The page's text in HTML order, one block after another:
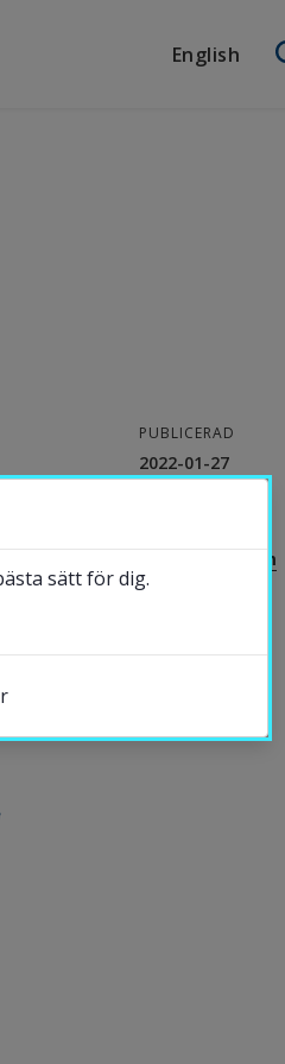
English
PUBLICERAD
2022-01-27
Heidi Norrström
DELA
sätt för dig.